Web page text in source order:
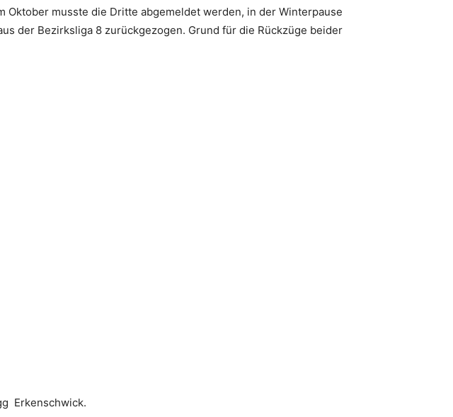
musste die Dritte abgemeldet werden, in der Winterpause
der Bezirksliga 8 zurückgezogen. Grund für die Rückzüge beider
Erkenschwick.